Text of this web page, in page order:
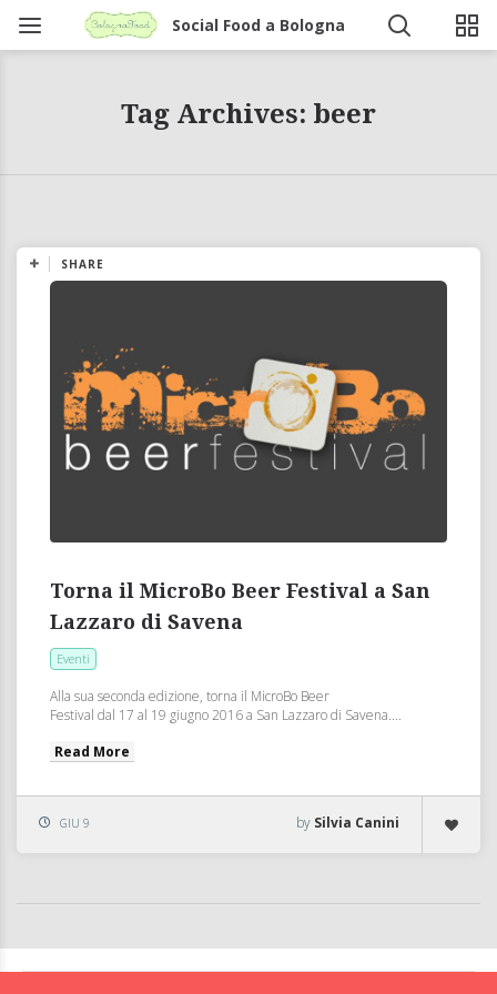
Social Food a Bologna
Tag Archives: beer
SHARE
Torna il MicroBo Beer Festival a San
Lazzaro di Savena
Eventi
Alla sua seconda edizione, torna il MicroBo Beer
Festival dal 17 al 19 giugno 2016 a San Lazzaro di Savena....
Read More
GIU 9 by Silvia Canini